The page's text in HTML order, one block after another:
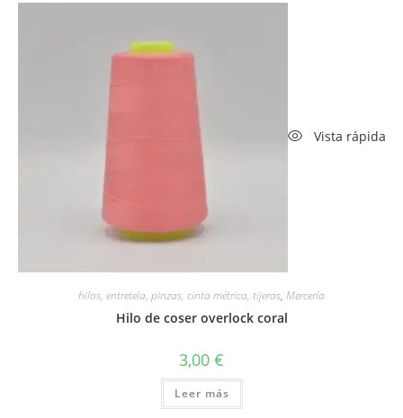
Vista rápida
hilos, entretela, pinzas, cinta métrica, tijeras, Mercería
Hilo de coser overlock coral
3,00 €
Leer más